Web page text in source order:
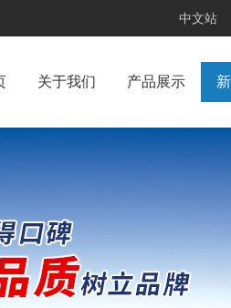
中文站
关于我们 产品展示